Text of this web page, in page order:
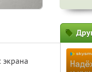
экрана